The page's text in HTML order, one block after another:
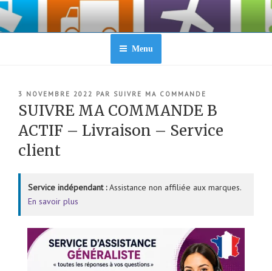
Aller
contenu
Menu
PUBLIÉ
LE
3 NOVEMBRE 2022 PAR SUIVRE MA COMMANDE
SUIVRE MA COMMANDE B
ACTIF – Livraison – Service
client
Service indépendant :Assistance non affiliée aux marques.
En savoir plus